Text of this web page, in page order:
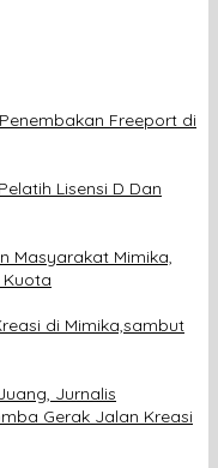
Freeport di
Lisensi D Dan
Masyarakat Mimika,
di Mimika,sambut
Jurnalis
Gerak Jalan Kreasi